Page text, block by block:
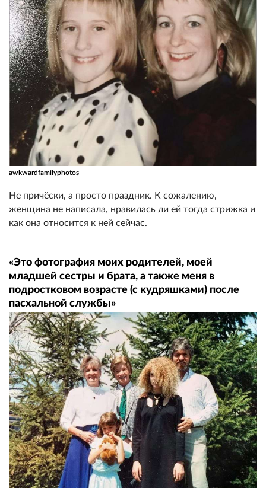
awkwardfamilyphotos
Не причёски, а просто праздник. К сожалению,
женщина не написала, нравилась ли ей тогда стрижка и
как она относится к ней сейчас.
«Это фотография моих родителей, моей
младшей сестры и брата, а также меня в
подростковом возрасте (с кудряшками) после
пасхальной службы»